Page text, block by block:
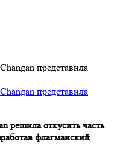
представила
решила откусить часть
флагманский